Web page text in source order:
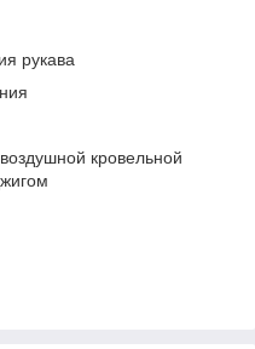
рукава
кровельной